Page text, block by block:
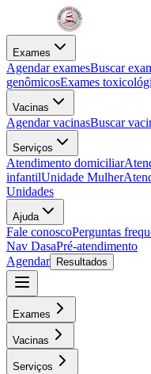
Exames
Agendar examesBuscar
genômicosExames
Vacinas
Agendar vacinasBuscar
Serviços
Atendimento domiciliar
infantilUnidade Mulher
Unidades
Ajuda
Fale conoscoPerguntas
Nav DasaPré-atendimento
Agendar
Resultados
Exames
Vacinas
Serviços